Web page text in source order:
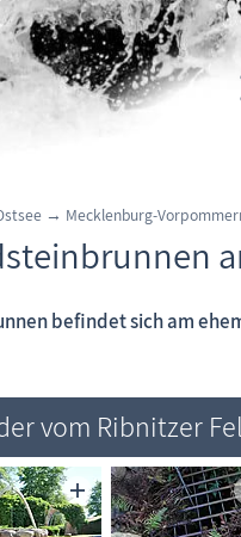
→ Mecklenburg-
befindet sich am
vom Ribnitzer